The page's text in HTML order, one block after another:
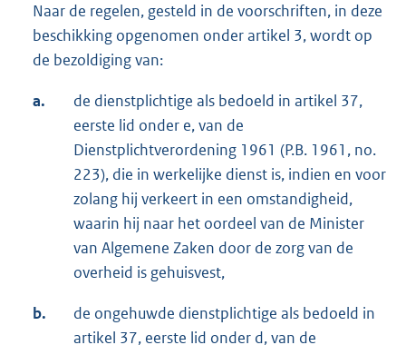
Naar de regelen, gesteld in de voorschriften, in deze
beschikking opgenomen onder artikel 3, wordt op
de bezoldiging van:
a.
de dienstplichtige als bedoeld in artikel 37,
eerste lid onder e, van de
Dienstplichtverordening 1961 (P.B. 1961, no.
223), die in werkelijke dienst is, indien en voor
zolang hij verkeert in een omstandigheid,
waarin hij naar het oordeel van de Minister
van Algemene Zaken door de zorg van de
overheid is gehuisvest,
b.
de ongehuwde dienstplichtige als bedoeld in
artikel 37, eerste lid onder d, van de